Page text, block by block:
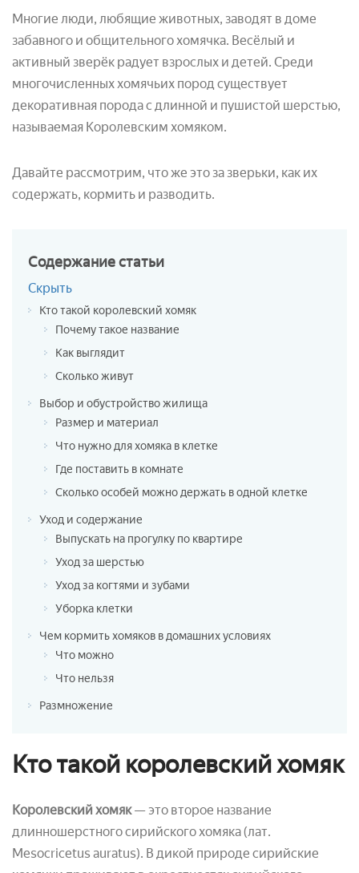
Многие люди, любящие животных, заводят в доме
забавного и общительного хомячка. Весёлый и
активный зверёк радует взрослых и детей. Среди
многочисленных хомячьих пород существует
декоративная порода с длинной и пушистой шерстью,
называемая Королевским хомяком.
Давайте рассмотрим, что же это за зверьки, как их
содержать, кормить и разводить.
Содержаниестатьи
Скрыть
Кто такой королевский хомяк
Почему такое название
Как выглядит
Сколько живут
Выбор и обустройство жилища
Размер и материал
Что нужно для хомяка в клетке
Где поставить в комнате
Сколько особей можно держать в одной клетке
Уход и содержание
Выпускать на прогулку по квартире
Уход за шерстью
Уход за когтями и зубами
Уборка клетки
Чем кормить хомяков в домашних условиях
Что можно
Что нельзя
Размножение
Кто такой королевский хомяк
Королевский хомяк— это второе название
длинношерстного сирийского хомяка (лат.
Mesocricetus auratus). В дикой природе сирийские